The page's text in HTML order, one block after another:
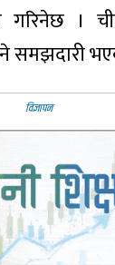
गरिनेछ ।
समझदारी